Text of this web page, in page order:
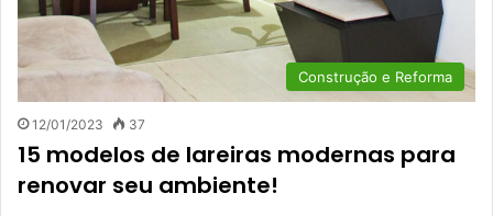
Construção e Reforma
12/01/2023 37
15 modelos de lareiras modernas para
renovar seu ambiente!